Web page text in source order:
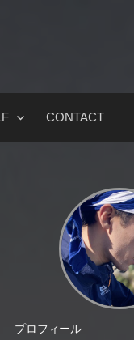
CONTACT
プロフィール